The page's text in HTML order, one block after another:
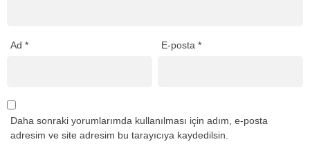
Ad * E-posta*
Daha sonraki yorumlarımda kullanılması için adım, e-posta
adresim ve site adresim bu tarayıcıya kaydedilsin.